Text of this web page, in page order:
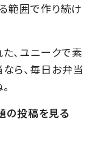
範囲で作り続け
、ユニークで素
ら、毎日お弁当
の投稿を見る